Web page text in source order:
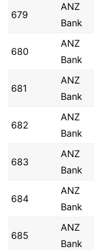
679
ANZ
Bank
680
ANZ
Bank
681
ANZ
Bank
682
ANZ
Bank
683
ANZ
Bank
684
ANZ
Bank
685
ANZ
Bank